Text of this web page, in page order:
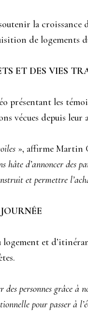
la croissance
de logements
ET DES VIES
présentant les
vécues depuis leur
», affirme Martin
hâte d’annoncer des
et permettre
et
des personnes grâce
pour passer à